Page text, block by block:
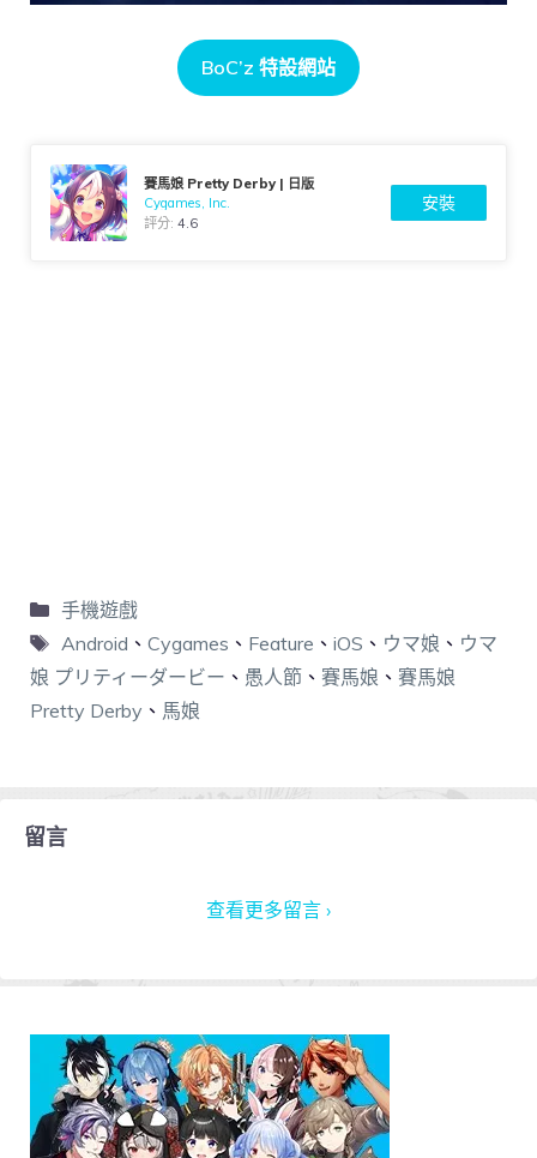
BoC’z 特設網站
賽馬娘 Pretty Derby | 日版
Cygames, Inc.
評分:4.6
安裝
手機遊戲
Android 、 Cygames 、 Feature 、 iOS 、 ウマ娘 、 ウマ
娘 プリティーダービー 、 愚人節 、 賽馬娘 、 賽馬娘
Pretty Derby 、 馬娘
留言
查看更多留言 ›